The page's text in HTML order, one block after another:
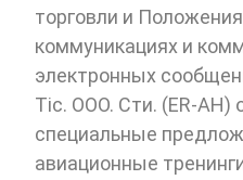
торговли и
коммуникациях и
электронных
Tic. ООО. Сти. (ER-AH)
специальные
авиационные